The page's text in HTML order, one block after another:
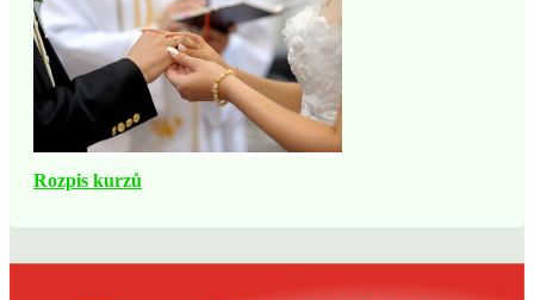
Rozpis kurzů